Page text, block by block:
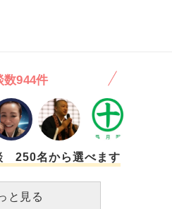
されることがあります。 相
ることができず、迷惑をかけて
張れない、そんな自分も嫌にな
えていただければ幸いです。
数944件
250名から選べます
と見る